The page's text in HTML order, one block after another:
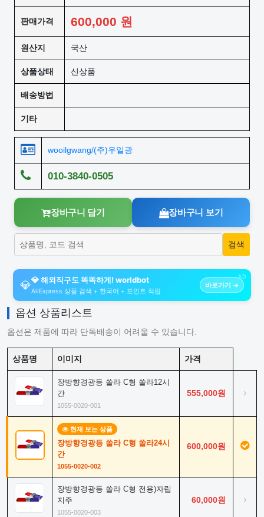
판매가격 600,000 원
원산지 국산
상품상태 신상품
배송방법
기타
wooilgwang/(주)우일광
010-3840-0505
장바구니 담기 장바구니 보기
AD
💎💎 해외직구도 똑똑하게! worldbot
AliExpress 상품 검색 + 한국어 + 포인트 적립
바로가기 →
옵션 상품리스트
옵션은 제품에 따라 단독배송이 어려울 수 있습니다.
상품명 이미지 가격
장방향경광등 쏠라 C형 쏠라12시
간
1055-0020-001
555,000원 ›
현재 보는 상품
장방향경광등 쏠라 C형 쏠라24시
간
1055-0020-002
600,000원
장방향경광등 쏠라 C형 전용)자립
지주
1055-0020-003
60,000원 ›